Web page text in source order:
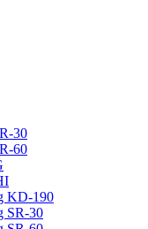
30
60
KD-190
SR-30